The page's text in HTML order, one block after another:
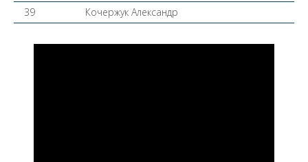
39
Кочержук Александр